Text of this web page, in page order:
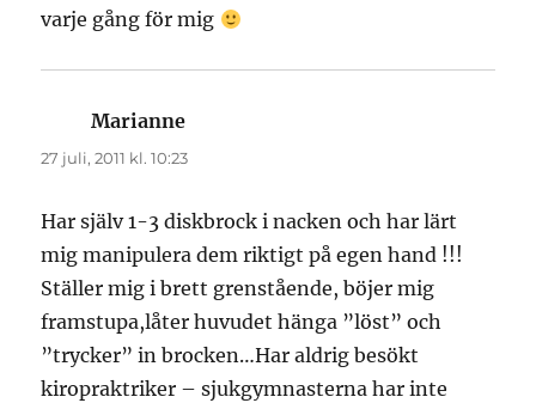
varje gång för mig
Marianne
27 juli, 2011 kl. 10:23
Har själv 1-3 diskbrock i nacken och har lärt
mig manipulera dem riktigt på egen hand !!!
Ställer mig i brett grenstående, böjer mig
framstupa,låter huvudet hänga ”löst” och
”trycker” in brocken…Har aldrig besökt
kiropraktriker – sjukgymnasterna har inte